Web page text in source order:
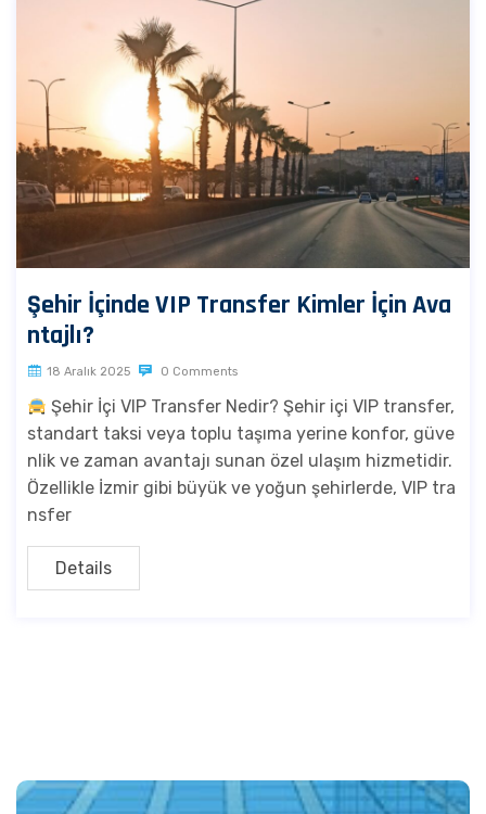
Şehir İçinde VIP Transfer Kimler İçin Ava
ntajlı?
18 Aralık 2025 0 Comments
Şehir İçi VIP Transfer Nedir? Şehir içi VIP transfer,
standart taksi veya toplu taşıma yerine konfor, güve
nlik ve zaman avantajı sunan özel ulaşım hizmetidir.
Özellikle İzmir gibi büyük ve yoğun şehirlerde, VIP tra
nsfer
Details